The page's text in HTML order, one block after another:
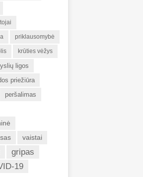
priklausomybė
krūties vėžys
ligos
priežiūra
peršalimas
vaistai
gripas
19